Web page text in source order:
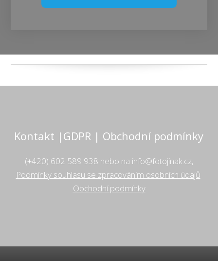
Kontakt |GDPR | Obchodní podmínky
(+420) 602 589 938 nebo na info@fotojinak.cz,
Podmínky souhlasu se zpracováním osobních údajů
Obchodní podmínky